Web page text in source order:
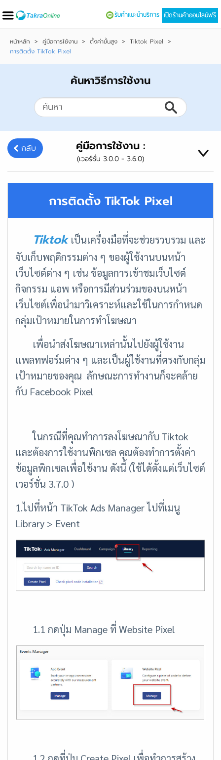
เปิดร้านค้าออนไลน์ฟรี
รับคำแนะนำบริการ
หน้าหลัก > คู่มือการใช้งาน > ตั้งค่าขั้นสูง > Tiktok Pixel >
การติดตั้ง TikTok Pixel
ค้นหาวิธีการใช้งาน
กลับ คู่มือการใช้งาน :
(เวอร์ชั่น 3.0.0 - 3.6.0)
การติดตั้ง TikTok Pixel
Tiktokเป็นเครื่องมือที่จะช่วยรวบรวม และ
จับเก็บพฤติกรรมต่าง ๆ ของผู้ใช้งานบนหน้า
เว็บไซต์ต่าง ๆ เช่น ข้อมูลการเข้าชมเว็บไซต์
กิจกรรม แอพ หรือการมีส่วนร่วมของบนหน้า
เว็บไซต์เพื่อนำมาวิเคราะห์และใช้ในการกำหนด
กลุ่มเป้าหมายในการทำโฆษณา
เพื่อนำส่งโฆษณาเหล่านั้นไปยังผู้ใช้งาน
แพลทฟอร์มต่าง ๆ และเป็นผู้ใช้งานที่ตรงกับกลุ่ม
เป้าหมายของคุณ ลักษณะการทำงานก็จะคล้าย
กับ Facebook Pixel
ในกรณีที่คุณทำการลงโฆษณากับ Tiktok
และต้องการใช้งานพิกเซล คุณต้องทำการตั้งค่า
ข้อมูลพิกเซลเพื่อใช้งาน ดังนี้ (ใช้ได้ตั้งแต่เว็บไซต์
เวอร์ชั่น 3.7.0 )
1.ไปที่หน้า TikTok Ads Manager ไปที่เมนู
Library > Event
1.1 กดปุ่ม Manage ที่ Website Pixel